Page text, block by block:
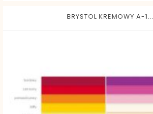
BRYSTOL KREMOWY A-1...